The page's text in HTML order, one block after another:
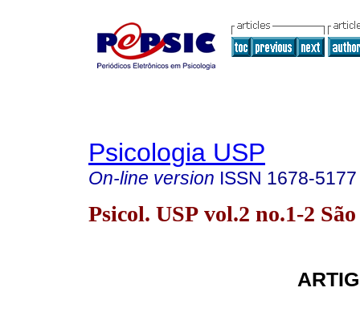
Psicologia USP
On-line version ISSN 1678-5177
Psicol. USP vol.2 no.1-2